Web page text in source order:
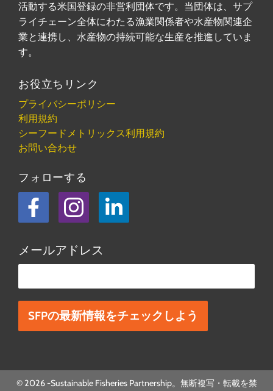
活動する米国登録の非営利団体です。当団体は、サプ
ライチェーン全体にわたる漁業関係者や水産物関連企
業と連携し、水産物の持続可能な生産を推進していま
す。
お役立ちリンク
プライバシーポリシー
利用規約
シーフードメトリックス利用規約
お問い合わせ
フォローする
フェイスブック
Instagram
LinkedIn
メールアドレス
© 2026 -Sustainable Fisheries Partnership。無断複写・転載を禁